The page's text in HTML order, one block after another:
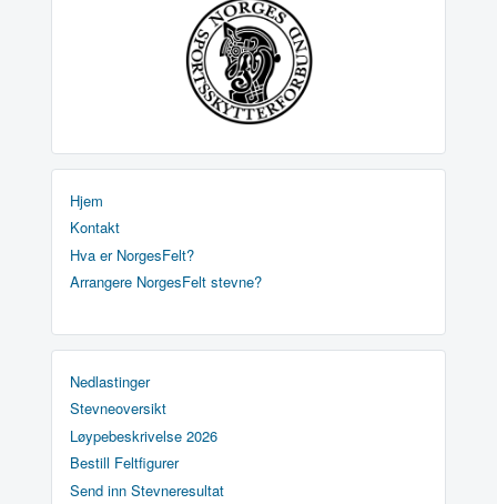
Hjem
Kontakt
Hva er NorgesFelt?
Arrangere NorgesFelt stevne?
Nedlastinger
Stevneoversikt
Løypebeskrivelse 2026
Bestill Feltfigurer
Send inn Stevneresultat